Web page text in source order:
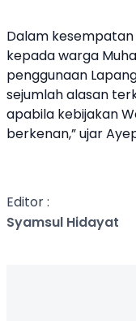
Dalam
kepada warga
penggunaan
sejumlah alasan
apabila kebijakan
berkenan,” ujar
Editor :
Syamsul Hidayat